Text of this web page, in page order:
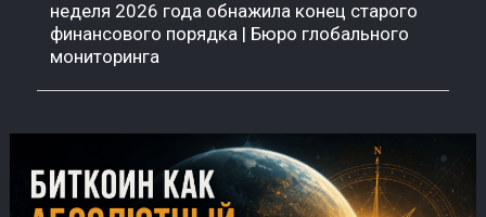
неделя 2026 года обнажила конец старого
финансового порядка | Бюро глобального
мониторинга